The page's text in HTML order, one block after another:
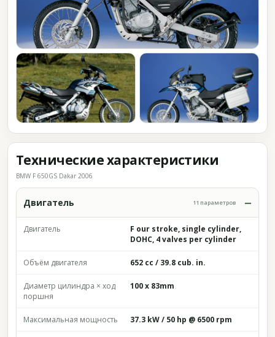
Технические характеристики
BMW F 650GS Dakar 2006
Двигатель 11 параметров
Двигатель
F our stroke, single cylinder,
DOHC, 4 valves per cylinder
Объём двигателя 652 cc / 39.8 cub. in.
Диаметр цилиндра × ход
поршня
100 x 83mm
Максимальная мощность 37.3 kW / 50 hp @ 6500 rpm